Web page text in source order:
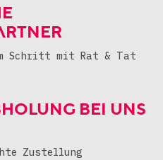
Schritt mit Rat & Tat
BEI UNS
Zustellung